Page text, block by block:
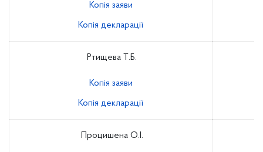
Копія заяви
Копія декларації
Ртищева Т.Б.
Копія заяви
Копія декларації
Процишена О.І.